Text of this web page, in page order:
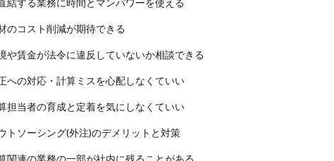
のコスト削減が期待できる
や賃金が法令に違反していないか相談できる
への対応・計算ミスを心配しなくていい
担当者の育成と定着を気にしなくていい
トソーシング(外注)のデメリットと対策
関連の業務の一部が社内に残ることがある